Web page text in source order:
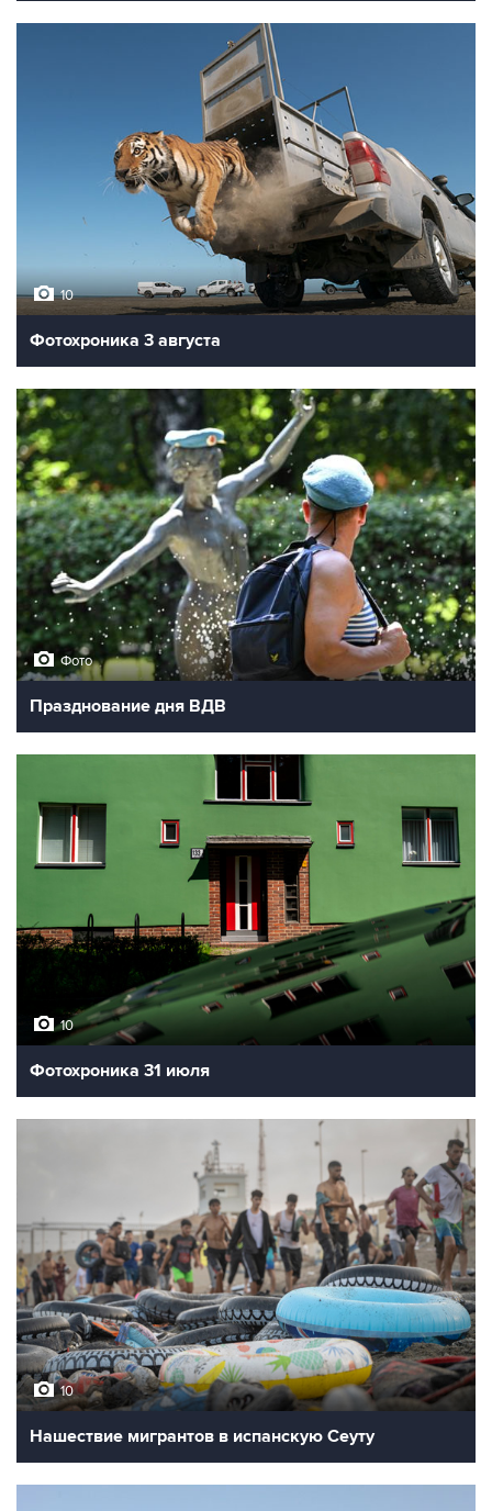
10
Фотохроника 3 августа
Фото
Празднование дня ВДВ
10
Фотохроника 31 июля
10
Нашествие мигрантов в испанскую Сеуту